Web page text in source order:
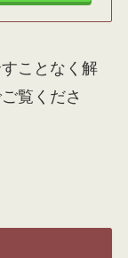
ことなく解
覧くださ